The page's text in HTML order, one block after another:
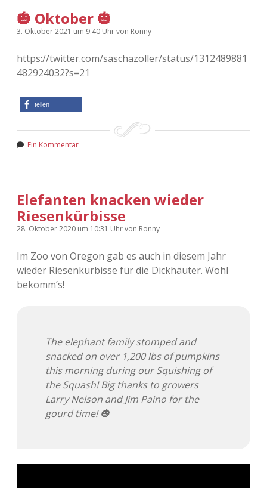
🎃 Oktober 🎃
3. Oktober 2021 um 9:40 Uhrvon Ronny
https://twitter.com/saschazoller/status/1312489881
482924032?s=21
teilen
Ein Kommentar
Elefanten knacken wieder
Riesenkürbisse
28. Oktober 2020 um 10:31 Uhrvon Ronny
Im Zoo von Oregon gab es auch in diesem Jahr
wieder Riesenkürbisse für die Dickhäuter. Wohl
bekomm’s!
The elephant family stomped and
snacked on over 1,200 lbs of pumpkins
this morning during our Squishing of
the Squash! Big thanks to growers
Larry Nelson and Jim Paino for the
gourd time! 🎃